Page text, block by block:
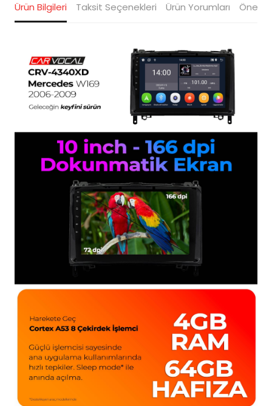
Ürün Bilgileri Taksit Seçenekleri Ürün Yorumları